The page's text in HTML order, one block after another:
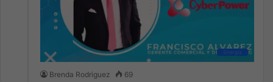
Energía
Brenda Rodriguez 69